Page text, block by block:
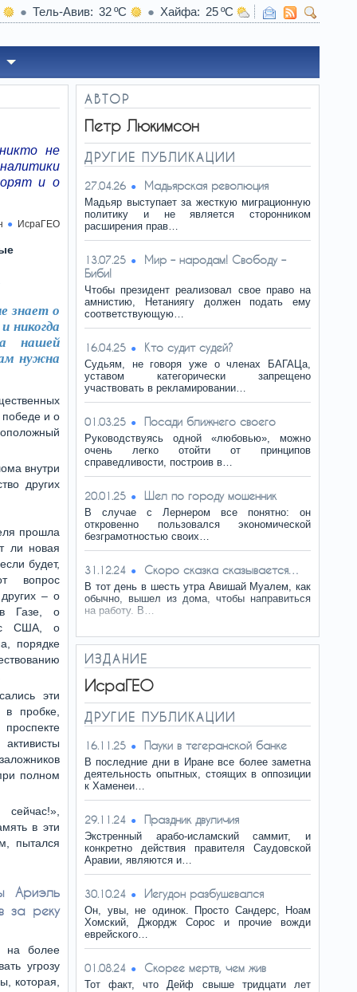
Тель-Авив 32 Хайфа
25
не
и о
ИсраГЕО
знает о
никогда
нашей
нужна
победе и о
внутри
других
прошла
ли новая
будет,
вопрос
– о
в Газе, о
с США, о
порядке
эти
в пробке,
полном
в эти
пытался
Ариэль
за реку
на более
угрозу
которая,
АВТОР
Петр Люкимсон
ДРУГИЕ ПУБЛИКАЦИИ
27.04.26 Мадьярская революция
Мадьяр выступает за жесткую миграционную
политику и не является сторонником
расширения прав…
13.07.25
Мир – народам! Свободу –
Биби!
Чтобы президент реализовал свое право на
амнистию, Нетаниягу должен подать ему
соответствующую…
16.04.25 Кто судит судей?
Судьям, не говоря уже о членах БАГАЦа,
уставом категорически запрещено
участвовать в рекламировании…
01.03.25 Посади ближнего своего
Руководствуясь одной «любовью», можно
очень легко отойти от принципов
справедливости, построив в…
20.01.25 Шел по городу мошенник
В случае с Лернером все понятно: он
откровенно пользовался экономической
безграмотностью своих…
31.12.24 Скоро сказка сказывается…
В тот день в шесть утра Авишай Муалем, как
обычно, вышел из дома, чтобы направиться
на работу. В…
ИЗДАНИЕ
ИсраГЕО
ДРУГИЕ ПУБЛИКАЦИИ
16.11.25 Пауки в тегеранской банке
В последние дни в Иране все более заметна
деятельность опытных, стоящих в оппозиции
к Хаменеи…
29.11.24 Праздник двуличия
Экстренный арабо-исламский саммит, и
конкретно действия правителя Саудовской
Аравии, являются и…
30.10.24 Иeгудoн разбушевался
Он, увы, не одинок. Просто Сандерс, Ноам
Хомский, Джордж Сорос и прочие вожди
еврейского…
01.08.24 Скорее мертв, чем жив
Тот факт, что Дейф свыше тридцати лет